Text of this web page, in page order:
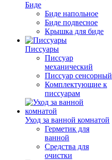
Биде
Биде напольное
Биде подвесное
Крышка для биде
Писсуары
Писсуар
механический
Писсуар сенсорный
Комплектующие к
писсуарам
Уход за ванной комнатой
Герметик для
ванной
Средства для
очистки